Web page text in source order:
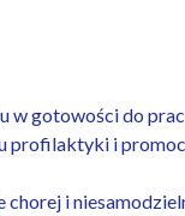
w gotowości do
profilaktyki i
chorej i